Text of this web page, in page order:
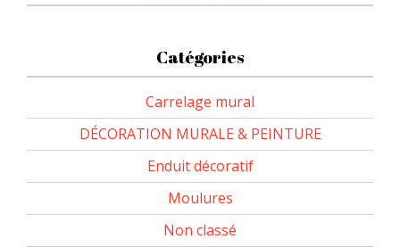
Catégories
Carrelage mural
DÉCORATION MURALE & PEINTURE
Enduit décoratif
Moulures
Non classé